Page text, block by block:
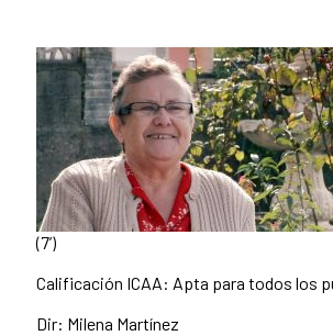
(7’)
Calificación ICAA: Apta para todos los
Dir: Milena Martínez